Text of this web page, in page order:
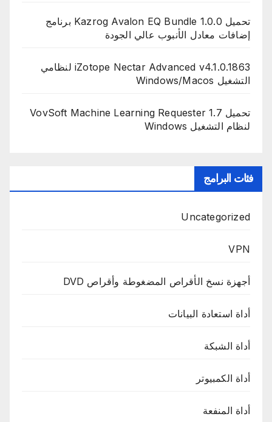
تحميل Kazrog Avalon EQ Bundle 1.0.0 برنامج
إضافات معادل الأنبوب عالي الجودة
iZotope Nectar Advanced v4.1.0.1863 لنظامي
التشغيل Windows/Macos
تحميل VovSoft Machine Learning Requester 1.7
لنظام التشغيل Windows
فئات البرامج
Uncategorized
VPN
أجهزة نسخ الأقراص المضغوطة وأقراص DVD
أداة استعادة البيانات
أداة الشبكة
أداة الكمبيوتر
أداة المنفعة